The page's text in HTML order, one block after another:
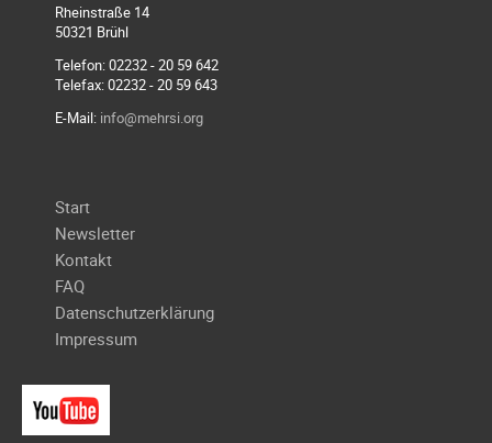
Videos
Auszeichnung
Rheinstraße 14
50321 Brühl
Telefon: 02232 - 20 59 642
Telefax: 02232 - 20 59 643
E-Mail: info@mehrsi.org
Navigation
überspringen
Start
Newsletter
Kontakt
FAQ
Datenschutzerklärung
Impressum